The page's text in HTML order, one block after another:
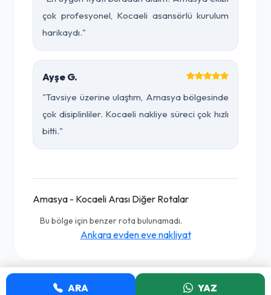
çok profesyonel, Kocaeli asansörlü kurulum
harikaydı."
Ayşe G.
"Tavsiye üzerine ulaştım, Amasya bölgesinde
çok disiplinliler. Kocaeli nakliye süreci çok hızlı
bitti."
Amasya - Kocaeli Arası Diğer Rotalar
Bu bölge için benzer rota bulunamadı.
Ankara evden eve nakliyat
ARA YAZ